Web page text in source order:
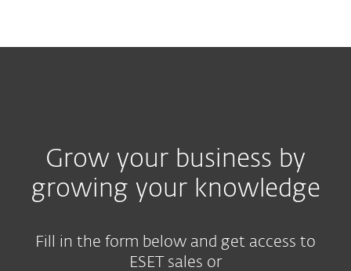
Grow your business by
growing your knowledge
Fill in the form below and get access to
ESET sales or